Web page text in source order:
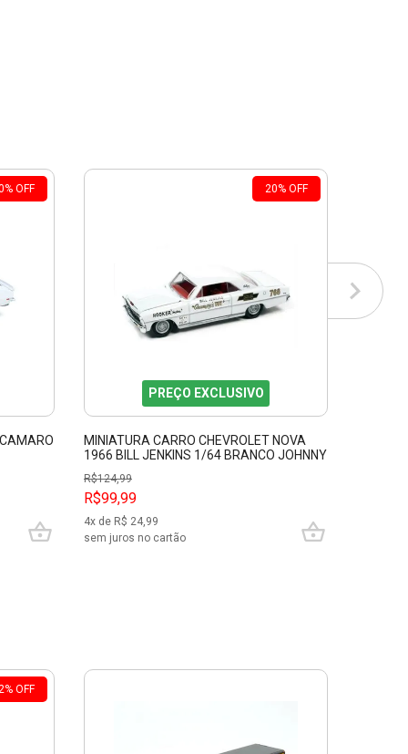
% OFF 20% OFF
PREÇO EXCLUSIVO
MINIATURA CARRO CHEVROLET NOVA
1966 BILL JENKINS 1/64 BRANCO JOHNNY
LIGHT
R$124,99
R$99,99
4x de R$ 24,99
sem juros no cartão
% OFF